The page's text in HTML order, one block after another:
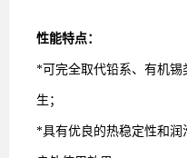
性能特点：
*可完全取代铅系、有机锡
生；
*具有优良的热稳定性和润